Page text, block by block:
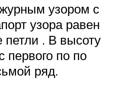
узором с
узора равен
петли . В высоту
первого по по
ряд.